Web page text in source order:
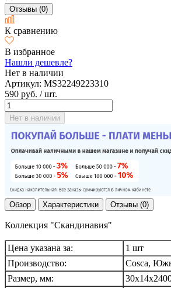
Отзывы (0)
К сравнению
В избранное
Нашли дешевле?
Нет в наличии
Артикул: MS32249223310
590 руб. / шт.
Нет в наличии
Обзор Характеристики Отзывы (0)
Коллекция "Скандинавия"
Цена указана за:
1 шт
Производство:
Cosca,
Размер, мм: